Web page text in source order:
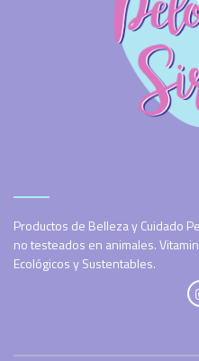
Productos de Belleza y Cuidado
no testeados en animales.
Ecológicos y Sustentables.